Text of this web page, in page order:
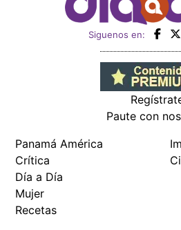
Siguenos en:
Paute con
Panamá América
Crítica
Día a Día
Mujer
Recetas